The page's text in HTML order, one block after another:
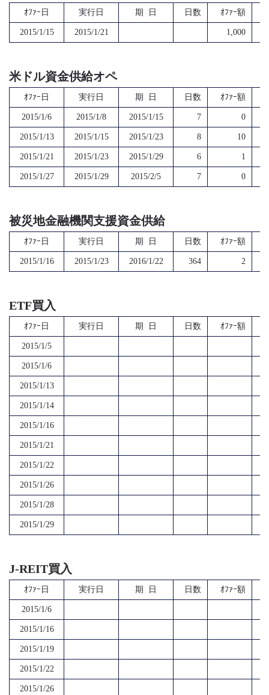
ｵﾌｧｰ日 実行日 期 日 日数 ｵﾌｧｰ額
2015/1/15 2015/1/21 1,000
米ドル資金供給オペ
ｵﾌｧｰ日 実行日 期 日 日数 ｵﾌｧｰ額
2015/1/6 2015/1/8 2015/1/15 7 0
2015/1/13 2015/1/15 2015/1/23 8 10
2015/1/21 2015/1/23 2015/1/29 6 1
2015/1/27 2015/1/29 2015/2/5 7 0
被災地金融機関支援資金供給
ｵﾌｧｰ日 実行日 期 日 日数 ｵﾌｧｰ額
2015/1/16 2015/1/23 2016/1/22 364 2
ETF買入
ｵﾌｧｰ日 実行日 期 日 日数 ｵﾌｧｰ額
2015/1/5
2015/1/6
2015/1/13
2015/1/14
2015/1/16
2015/1/21
2015/1/22
2015/1/26
2015/1/28
2015/1/29
J-REIT買入
ｵﾌｧｰ日 実行日 期 日 日数 ｵﾌｧｰ額
2015/1/6
2015/1/16
2015/1/19
2015/1/22
2015/1/26